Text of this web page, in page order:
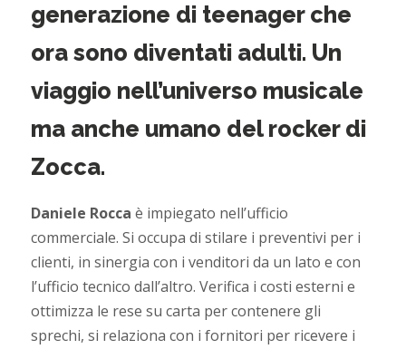
generazione di teenager che
ora sono diventati adulti. Un
viaggio nell’universo musicale
ma anche umano del rocker di
Zocca.
Daniele Rocca è impiegato nell’ufficio
commerciale. Si occupa di stilare i preventivi per i
clienti, in sinergia con i venditori da un lato e con
l’ufficio tecnico dall’altro. Verifica i costi esterni e
ottimizza le rese su carta per contenere gli
sprechi, si relaziona con i fornitori per ricevere i